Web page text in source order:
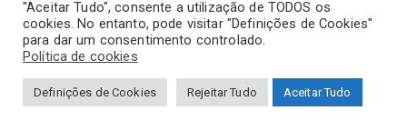
"Aceitar Tudo", consente a utilização de TODOS os
cookies. No entanto, pode visitar "Definições de Cookies"
para dar um consentimento controlado.
Política de cookies
Definições de Cookies Rejeitar Tudo Aceitar Tudo